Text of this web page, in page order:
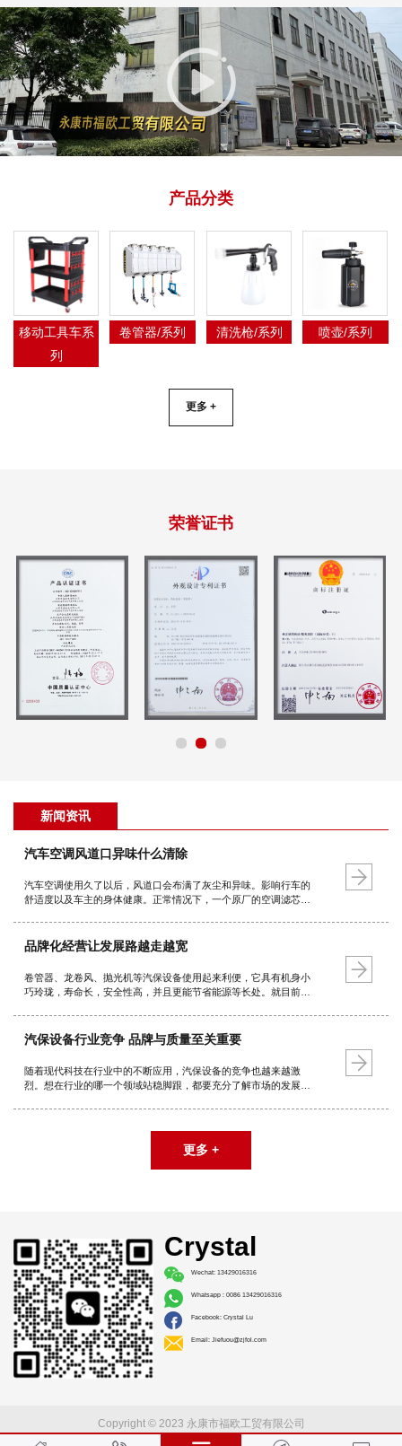
产品分类
移动工具车系
列
卷管器/系列 清洗枪/系列 喷壶/系列
更多 +
荣誉证书
新闻资讯
汽车空调风道口异味什么清除
汽车空调使用久了以后，风道口会布满了灰尘和异味。影响行车的
舒适度以及车主的身体健康。正常情况下，一个原厂的空调滤芯使
们可以找个晴…
品牌化经营让发展路越走越宽
卷管器、龙卷风、抛光机等汽保设备使用起来利便，它具有机身小
巧玲珑，寿命长，安全性高，并且更能节省能源等长处。就目前的
和成熟，汽保设备的发…
汽保设备行业竞争 品牌与质量至关重要
随着现代科技在行业中的不断应用，汽保设备的竞争也越来越激
烈。想在行业的哪一个领域站稳脚跟，都要充分了解市场的发展动
更多 +
Crystal
Wechat: 13429016316
Whatsapp : 0086 13429016316
Facebook: Crystal Lu
Email: Jiefuou@zjfol.com
Copyright © 2023 永康市福欧工贸有限公司